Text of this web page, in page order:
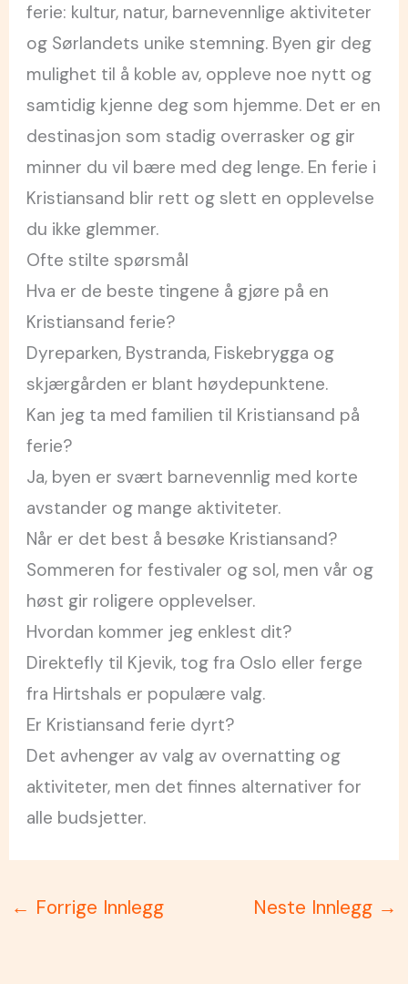
ferie: kultur, natur, barnevennlige aktiviteter
og Sørlandets unike stemning. Byen gir deg
mulighet til å koble av, oppleve noe nytt og
samtidig kjenne deg som hjemme. Det er en
destinasjon som stadig overrasker og gir
minner du vil bære med deg lenge. En ferie i
Kristiansand blir rett og slett en opplevelse
du ikke glemmer.
Ofte stilte spørsmål
Hva er de beste tingene å gjøre på en
Kristiansand ferie?
Dyreparken, Bystranda, Fiskebrygga og
skjærgården er blant høydepunktene.
Kan jeg ta med familien til Kristiansand på
ferie?
Ja, byen er svært barnevennlig med korte
avstander og mange aktiviteter.
Når er det best å besøke Kristiansand?
Sommeren for festivaler og sol, men vår og
høst gir roligere opplevelser.
Hvordan kommer jeg enklest dit?
Direktefly til Kjevik, tog fra Oslo eller ferge
fra Hirtshals er populære valg.
Er Kristiansand ferie dyrt?
Det avhenger av valg av overnatting og
aktiviteter, men det finnes alternativer for
alle budsjetter.
← Forrige Innlegg Neste Innlegg →